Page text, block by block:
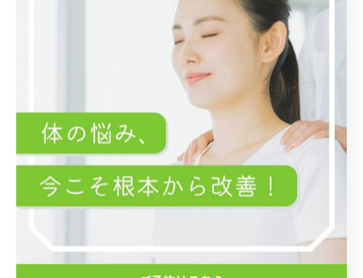
スポーツ外傷
最近の投稿 Recent Posts